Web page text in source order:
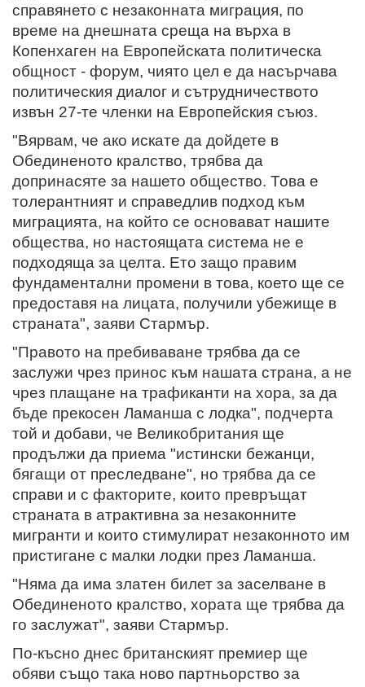
справянето с незаконната миграция, по
време на днешната среща на върха в
Копенхаген на Европейската политическа
общност - форум, чиято цел е да насърчава
политическия диалог и сътрудничеството
извън 27-те членки на Европейския съюз.
"Вярвам, че ако искате да дойдете в
Обединеното кралство, трябва да
допринасяте за нашето общество. Това е
толерантният и справедлив подход към
миграцията, на който се основават нашите
общества, но настоящата система не е
подходяща за целта. Ето защо правим
фундаментални промени в това, което ще се
предоставя на лицата, получили убежище в
страната", заяви Стармър.
"Правото на пребиваване трябва да се
заслужи чрез принос към нашата страна, а не
чрез плащане на трафиканти на хора, за да
бъде прекосен Ламанша с лодка", подчерта
той и добави, че Великобритания ще
продължи да приема "истински бежанци,
бягащи от преследване", но трябва да се
справи и с факторите, които превръщат
страната в атрактивна за незаконните
мигранти и които стимулират незаконното им
пристигане с малки лодки през Ламанша.
"Няма да има златен билет за заселване в
Обединеното кралство, хората ще трябва да
го заслужат", заяви Стармър.
По-късно днес британският премиер ще
обяви също така ново партньорство за